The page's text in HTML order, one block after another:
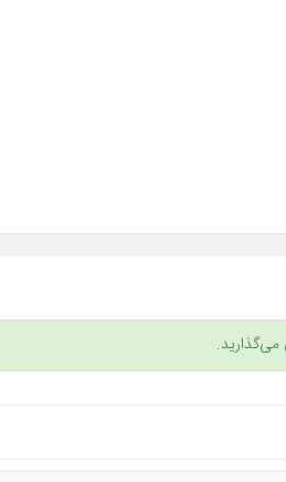
می‌گذارید.